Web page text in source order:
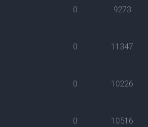
0 9273
0 11347
0 10226
0 10516